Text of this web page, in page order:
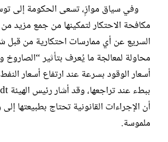
وفي سياق موازٍ، تسعى الحكومة إلى
مكافحة الاحتكار لتمكينها من جمع مزيد
السريع عن أي ممارسات احتكارية من قبل
محاولة لمعالجة ما يُعرف بتأثير
أسعار الوقود بسرعة عند ارتفاع أسعار
أن الإجراءات القانونية تحتاج بطبيعتها
ملموسة.